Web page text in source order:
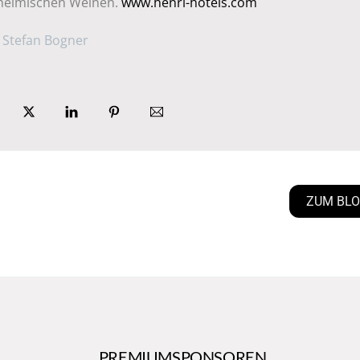
Bogner
ZUM